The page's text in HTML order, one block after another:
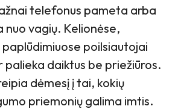
telefonus pameta arba
nuo vagių. Kelionėse,
poilsiautojai
palieka daiktus be priežiūros.
dėmesį į tai, kokių
priemonių galima imtis.